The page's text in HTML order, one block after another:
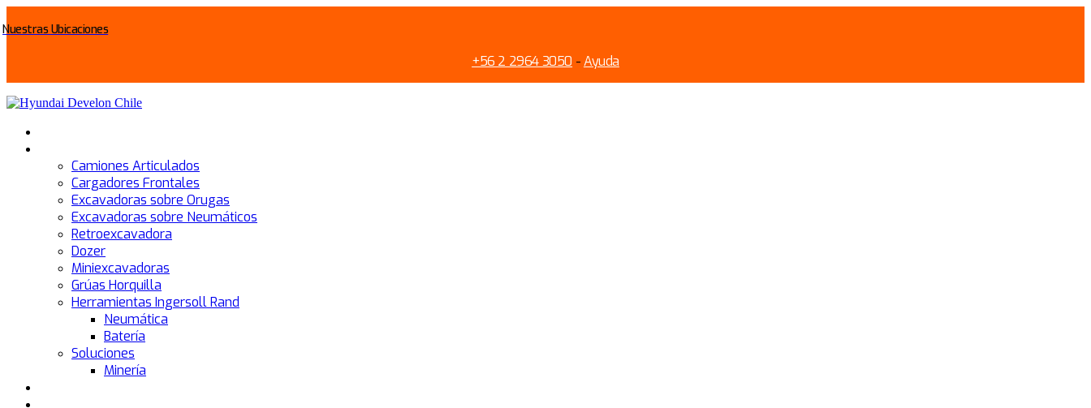
Nuestras Ubicaciones
+56 2 2964 3050 -Ayuda
Camiones Articulados
Cargadores Frontales
Excavadoras sobre Orugas
Excavadoras sobre Neumáticos
Retroexcavadora
Dozer
Miniexcavadoras
Grúas Horquilla
Herramientas Ingersoll Rand
Neumática
Batería
Soluciones
Minería